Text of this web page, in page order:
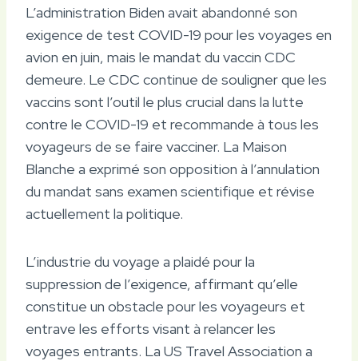
L’administration Biden avait abandonné son
exigence de test COVID-19 pour les voyages en
avion en juin, mais le mandat du vaccin CDC
demeure. Le CDC continue de souligner que les
vaccins sont l’outil le plus crucial dans la lutte
contre le COVID-19 et recommande à tous les
voyageurs de se faire vacciner. La Maison
Blanche a exprimé son opposition à l’annulation
du mandat sans examen scientifique et révise
actuellement la politique.
L’industrie du voyage a plaidé pour la
suppression de l’exigence, affirmant qu’elle
constitue un obstacle pour les voyageurs et
entrave les efforts visant à relancer les
voyages entrants. La US Travel Association a